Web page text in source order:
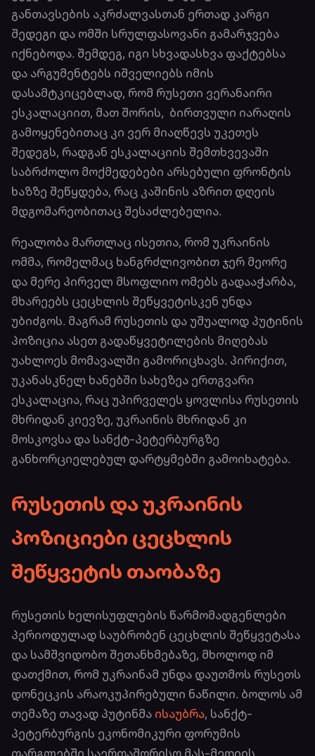
განთავსების აკრძალვასთან ერთად კარგი
შედეგი და ომში სრულფასოვანი გამარჯვება
იქნებოდა. შემდეგ, იგი სხვადასხვა ფაქტებსა
და არგუმენტებს იშველიებს იმის
დასამტკიცებლად, რომ რუსეთი ვერანაირი
ესკალაციით, მათ შორის, ბირთვული იარაღის
გამოყენებითაც კი ვერ მიაღწევს უკეთეს
შედეგს, რადგან ესკალაციის შემთხვევაში
საბრძოლო მოქმედებები არსებული ფრონტის
ხაზზე შეწყდება, რაც კაშინის აზრით დღეის
მდგომარეობითაც შესაძლებელია.
რეალობა მართლაც ისეთია, რომ უკრაინის
ომმა, რომელმაც ხანგრძლივობით ჯერ მეორე
და მერე პირველ მსოფლიო ომებს გადააჭარბა,
მხარეებს ცეცხლის შეწყვეტისკენ უნდა
უბიძგოს. მაგრამ რუსეთის და უშუალოდ პუტინის
პოზიცია ასეთ გადაწყვეტილების მიღებას
უახლოეს მომავალში გამორიცხავს. პირიქით,
უკანასკნელ ხანებში სახეზეა ერთგვარი
ესკალაცია, რაც უპირველეს ყოვლისა რუსეთის
მხრიდან კიევზე, უკრაინის მხრიდან კი
მოსკოვსა და სანქტ-პეტერბურგზე
განხორციელებულ დარტყმებში გამოიხატება.
რუსეთის და უკრაინის
პოზიციები ცეცხლის
შეწყვეტის თაობაზე
რუსეთის ხელისუფლების წარმომადგენლები
პერიოდულად საუბრობენ ცეცხლის შეწყვეტასა
და სამშვიდობო შეთანხმებაზე, მხოლოდ იმ
დათქმით, რომ უკრაინამ უნდა დაუთმოს რუსეთს
დონეცკის არაოკუპირებული ნაწილი. ბოლოს ამ
თემაზე თავად პუტინმა ისაუბრა, სანქტ-
პეტერბურგის ეკონომიკური ფორუმის
ფარგლებში საერთაშორისო მას-მედიის